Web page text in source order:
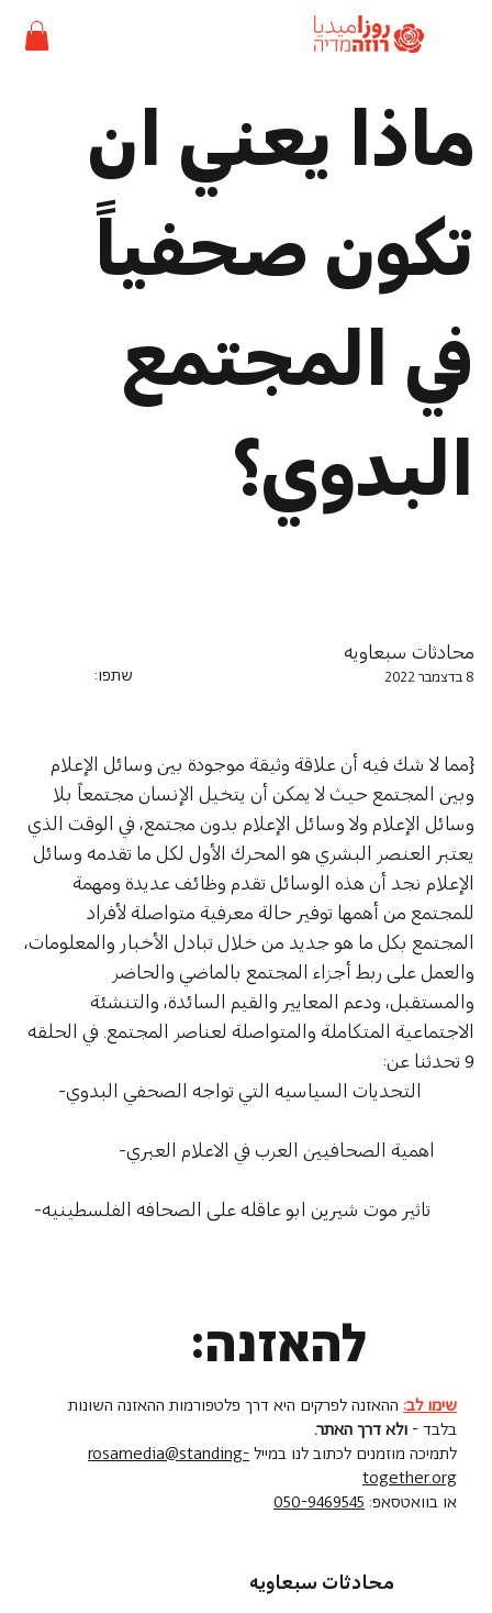
ماذا يعني ان
تكون صحفياً
في المجتمع
البدوي؟
שתפו:
محادثات سبعاويه
8 בדצמבר 2022
{مما لا شك فيه أن علاقة وثيقة موجودة بين وسائل الإعلام
وبين المجتمع حيث لا يمكن أن يتخيل الإنسان مجتمعاً بلا
وسائل الإعلام ولا وسائل الإعلام بدون مجتمع، في الوقت الذي
يعتبر العنصر البشري هو المحرك الأول لكل ما تقدمه وسائل
الإعلام نجد أن هذه الوسائل تقدم وظائف عديدة ومهمة
للمجتمع من أهمها توفير حالة معرفية متواصلة لأفراد
المجتمع بكل ما هو جديد من خلال تبادل الأخبار والمعلومات،
والعمل على ربط أجزاء المجتمع بالماضي والحاضر
والمستقبل، ودعم المعايير والقيم السائدة، والتنشئة
الاجتماعية المتكاملة والمتواصلة لعناصر المجتمع. في الحلقه
9 تحدثنا عن:
להאזנה:
שימו לב: ההאזנה לפרקים היא דרך פלטפורמות ההאזנה השונות
בלבד - ולא דרך האתר.
לתמיכה מוזמנים לכתוב לנו במיילrosamedia@standing-
together.org
או בוואטסאפ: 050-9469545
محادثات سبعاويه